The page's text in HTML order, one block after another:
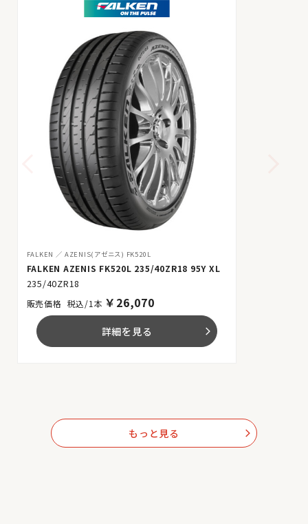
FALKEN AZENIS(アゼニス) FK520L
FALKEN AZENIS FK520L 235/40ZR18 95Y XL
235/40ZR18
税込/1本 ￥ 26,070
詳細を見る arrow_forward_ios
もっと見る arrow_forward_ios